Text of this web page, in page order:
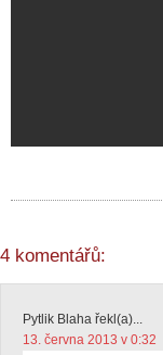
4 komentářů:
Pytlik Blaha řekl(a)...
13. června 2013 v 0:32